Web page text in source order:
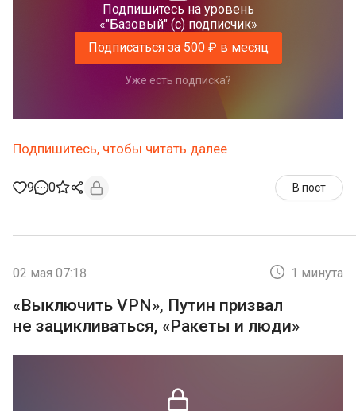
Подпишитесь на уровень
«"Базовый" (с) подписчик»
Подписаться за 500 ₽ в месяц
Уже есть подписка?
Подпишитесь, чтобы читать далее
9 0 В пост
02 мая 07:18 1 минута
«Выключить VPN», Путин призвал
не зацикливаться, «Ракеты и люди»